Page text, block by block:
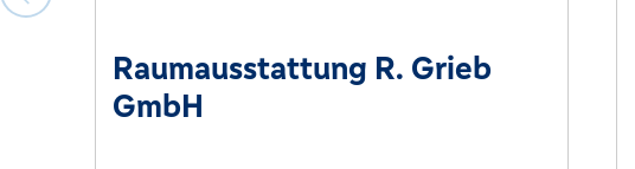
Raumausstattung R. Grieb
GmbH